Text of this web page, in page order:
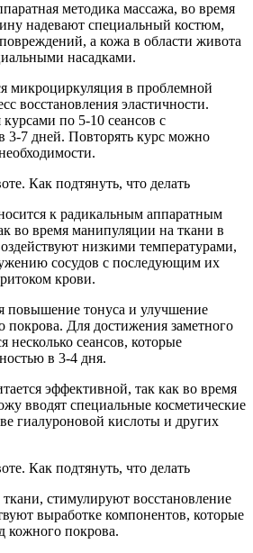
методика массажа, во время
надевают специальный костюм,
а кожа в области живота
насадками.
микроциркуляция в проблемной
восстановления эластичности.
по 5-10 сеансов с
3-7 дней. Повторять курс можно
к радикальным аппаратным
во время манипуляции на ткани в
низкими температурами,
сосудов с последующим их
крови.
повышение тонуса и улучшение
покрова. Для достижения заметного
несколько сеансов, которые
в 3-4 дня.
эффективной, так как во время
вводят специальные косметические
гиалуроновой кислоты и других
стимулируют восстановление
выработке компонентов, которые
покрова.